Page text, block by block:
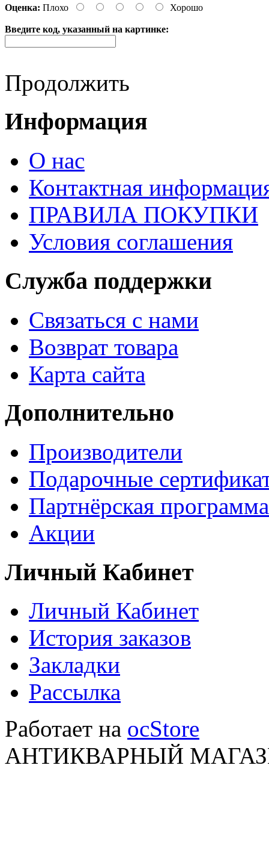
Оценка: Плохо Хорошо
Введите код, указанный на картинке:
Продолжить
Информация
О нас
Контактная
ПРАВИЛА ПОКУПКИ
Условия соглашения
Служба поддержки
Связаться с нами
Возврат товара
Карта сайта
Дополнительно
Производители
Подарочные
Партнёрская программа
Акции
Личный Кабинет
Личный Кабинет
История заказов
Закладки
Рассылка
Работает на ocStore
АНТИКВАРНЫЙ